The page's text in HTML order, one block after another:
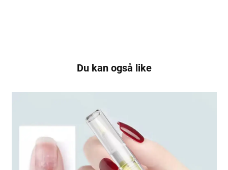
Du kan også like